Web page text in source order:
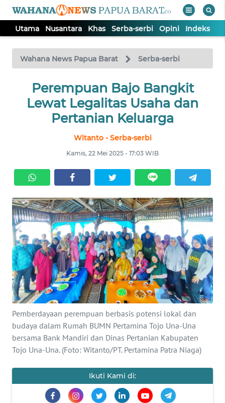
Utama Nusantara Khas Serba-serbi Opini Indeks
Wahana News Papua Barat Serba-serbi
Perempuan Bajo Bangkit
Lewat Legalitas Usaha dan
Pertanian Keluarga
Witanto - Serba-serbi
Kamis, 22 Mei 2025 - 17:03 WIB
Pemberdayaan perempuan berbasis potensi lokal dan
budaya dalam Rumah BUMN Pertamina Tojo Una-Una
bersama Bank Mandiri dan Dinas Pertanian Kabupaten
Tojo Una-Una. (Foto: Witanto/PT. Pertamina Patra Niaga)
Ikuti Kami di:
TV
Tutup
UTAMA
NUSANTARA
SERBA-
SERBI
OPINI
Informasi
INDEKS
BERITA
KONTAK
TENTANG